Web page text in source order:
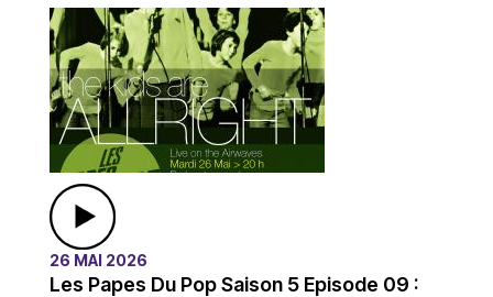
26 MAI 2026
Les Papes Du Pop Saison 5 Episode 09 :